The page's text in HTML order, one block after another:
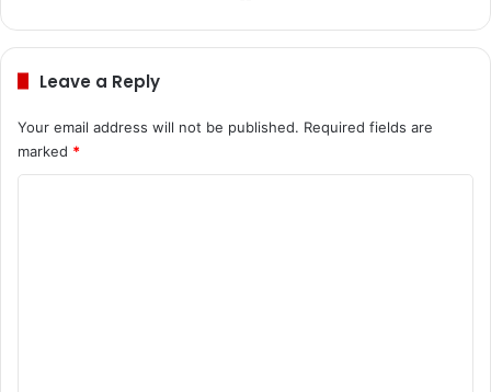
te
Leave a Reply
Your email address will not be published. Required fields are
marked *